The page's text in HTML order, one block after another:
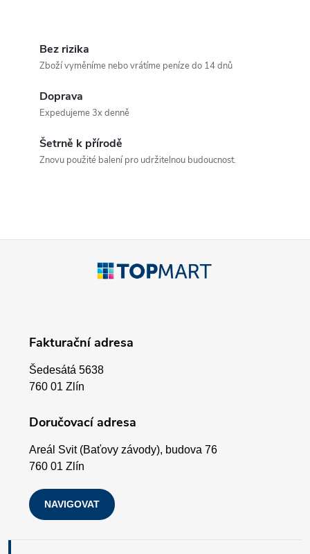
Bez rizika
Zboží vyměníme nebo vrátíme peníze do 14 dnů
Doprava
Expedujeme 3x denně
Šetrně k přírodě
Znovu použité balení pro udržitelnou budoucnost.
Fakturační adresa
Šedesátá 5638
760 01 Zlín
Doručovací adresa
Areál Svit (Baťovy závody), budova 76
760 01 Zlín
NAVIGOVAT